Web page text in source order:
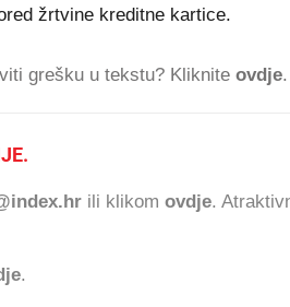
žrtvine kreditne kartice.
grešku u tekstu? Kliknite ovdje.
ili klikom ovdje.
.